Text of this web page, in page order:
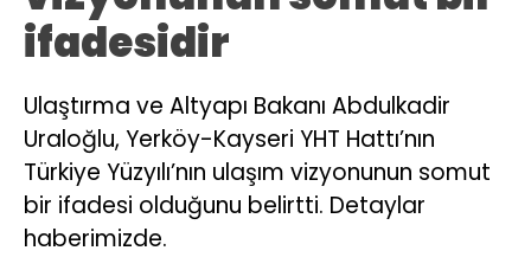
ifadesidir
Ulaştırma ve Altyapı Bakanı Abdulkadir
Uraloğlu, Yerköy-Kayseri YHT Hattı’nın
Türkiye Yüzyılı’nın ulaşım vizyonunun somut
bir ifadesi olduğunu belirtti. Detaylar
haberimizde.